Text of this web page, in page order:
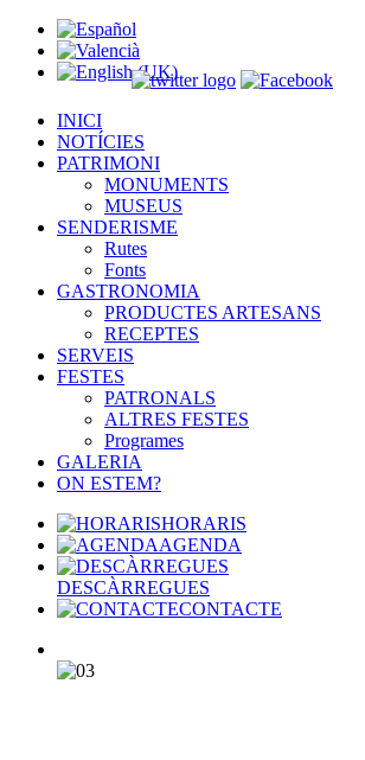
INICI
NOTÍCIES
PATRIMONI
MONUMENTS
MUSEUS
SENDERISME
Rutes
Fonts
GASTRONOMIA
PRODUCTES ARTESANS
RECEPTES
SERVEIS
FESTES
PATRONALS
ALTRES FESTES
Programes
GALERIA
ON ESTEM?
HORARIS
AGENDA
DESCÀRREGUES
CONTACTE